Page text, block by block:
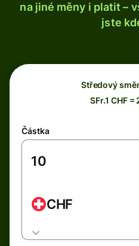
na jiné měny i platit –
jste
Středový
SFr.1 CHF =
Částka
CHF